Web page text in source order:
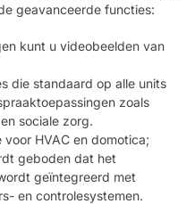
geavanceerde functies:
kunt u videobeelden van
die standaard op alle units
zoals
sociale zorg.
HVAC en domotica;
geboden dat het
geïntegreerd met
en controlesystemen.